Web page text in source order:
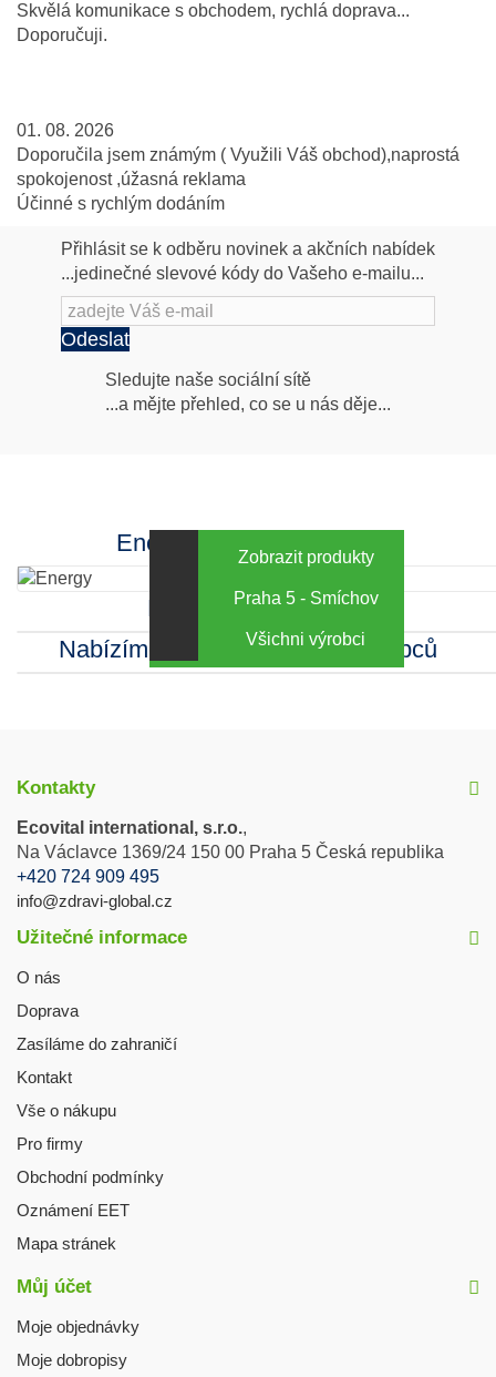
Skvělá komunikace s obchodem, rychlá doprava...
Doporučuji.
01. 08. 2026
Doporučila jsem známým ( Využili Váš obchod),naprostá
spokojenost ,úžasná reklama
Účinné s rychlým dodáním
Přihlásit se k odběru novinek a akčních nabídek
...jedinečné slevové kódy do Vašeho e-mailu...
Odeslat
Následujte
Sledujte naše sociální sítě
...a mějte přehled, co se u nás děje...
Energy za výhodné ceny
Zobrazit produkty
Kamenná prodejna
Praha 5 - Smíchov
Nabízíme sortiment mnoha výrobců
Všichni výrobci
Kontakty
Ecovital international, s.r.o.,
Na Václavce 1369/24 150 00 Praha 5 Česká republika
+420 724 909 495
info@zdravi-global.cz
Užitečné informace
O nás
Doprava
Zasíláme do zahraničí
Kontakt
Vše o nákupu
Pro firmy
Obchodní podmínky
Oznámení EET
Mapa stránek
Můj účet
Moje objednávky
Moje dobropisy